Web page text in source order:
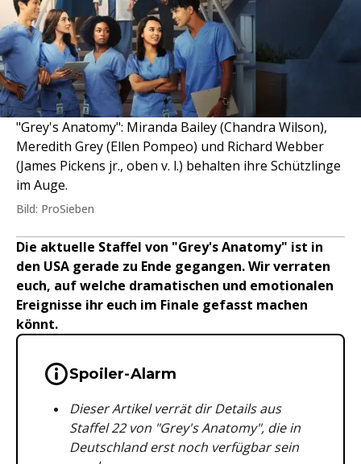
"Grey's Anatomy": Miranda Bailey (Chandra Wilson),
Meredith Grey (Ellen Pompeo) und Richard Webber
(James Pickens jr., oben v. l.) behalten ihre Schützlinge
im Auge.
Bild: ProSieben
Die aktuelle Staffel von "Grey's Anatomy" ist in
den USA gerade zu Ende gegangen. Wir verraten
euch, auf welche dramatischen und emotionalen
Ereignisse ihr euch im Finale gefasst machen
könnt.
Wichtige Hinweise &
Spoiler-Alarm
Dieser Artikel verrät dir Details aus
Staffel 22 von "Grey's Anatomy", die in
Deutschland erst noch verfügbar sein